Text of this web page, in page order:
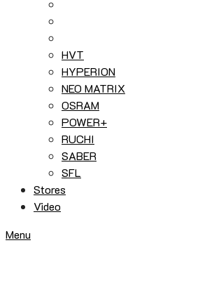
HVT
HYPERION
NEO MATRIX
OSRAM
POWER+
RUCHI
SABER
SFL
Stores
Video
Menu